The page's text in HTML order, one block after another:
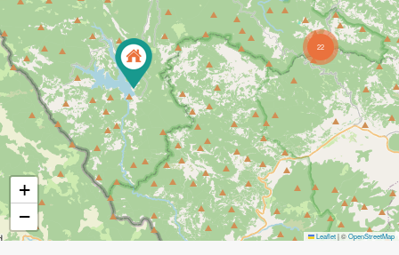
22
+
−
Leaflet|©OpenStreetMap